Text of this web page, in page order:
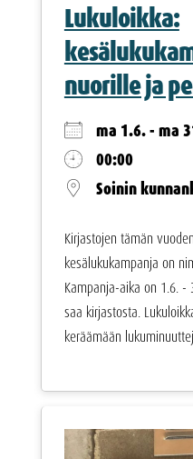
Lukuloikka:
nuorille ja
ma 1.6. - ma
00:00
Soinin
Kirjastojen tämän
kesälukukampanja on
Kampanja-aika on 1.6. -
saa kirjastosta.
keräämään